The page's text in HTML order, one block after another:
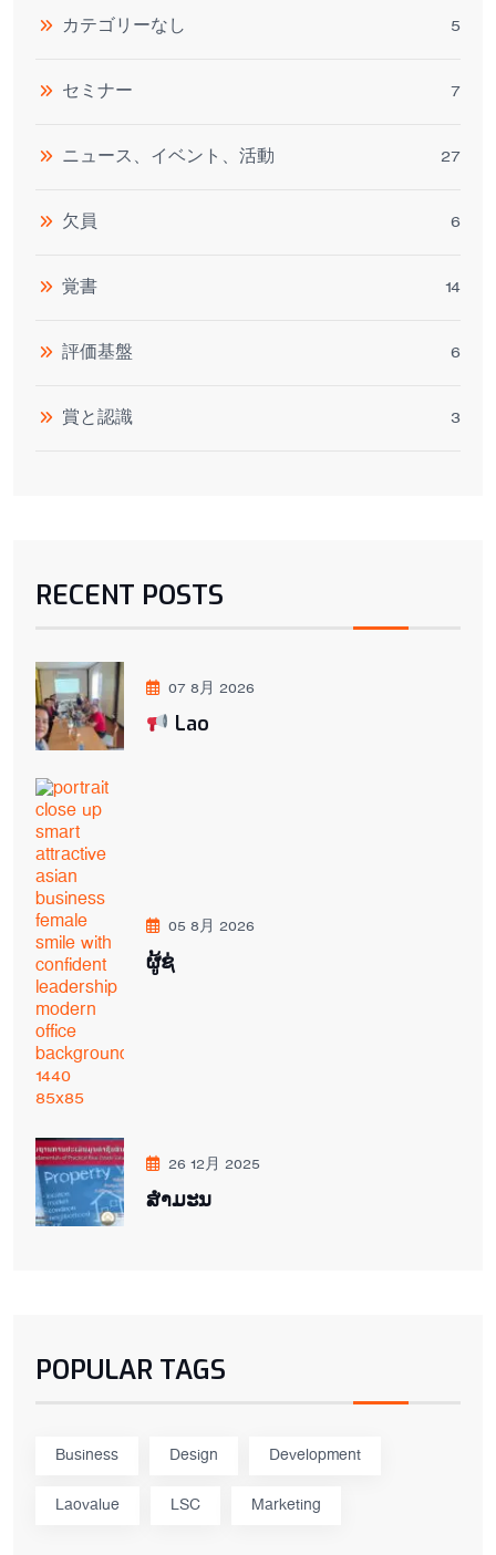
カテゴリーなし 5
セミナー 7
ニュース、イベント、活動 27
欠員 6
覚書 14
評価基盤 6
賞と認識 3
RECENT POSTS
07 8月 2026
Lao
05 8月 2026
ຜູ້ຊ່
26 12月 2025
ສຳມະນ
POPULAR TAGS
Business Design Development
Laovalue LSC Marketing